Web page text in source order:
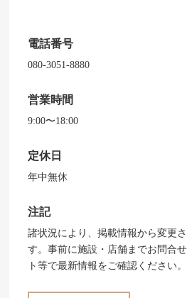
電話番号
080-3051-8880
営業時間
9:00〜18:00
定休日
年中無休
注記
諸状況により、掲載情報から変更
す。事前に施設・店舗までお問合
ト等で最新情報をご確認ください。